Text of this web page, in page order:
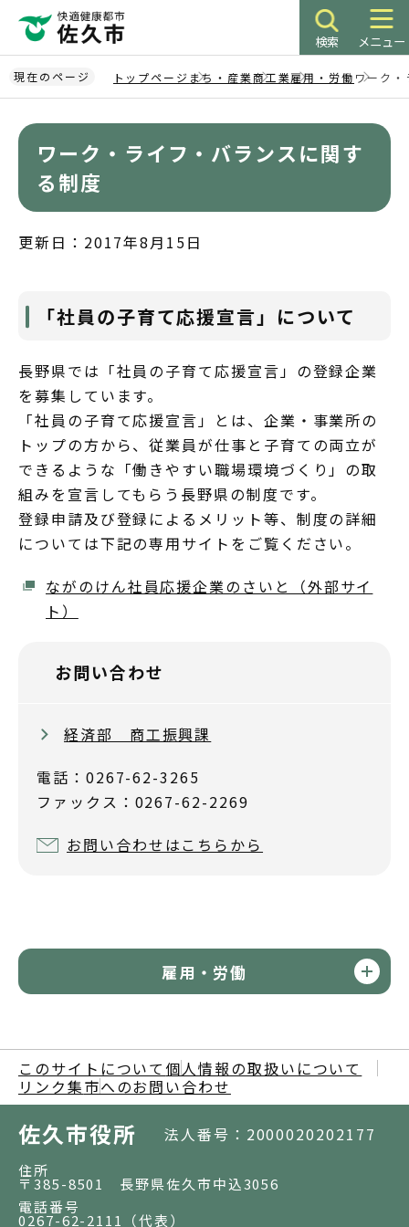
ペ
ー
ジ
検索 メニュー
現在のページ トップページ まち・産業商工業雇用・労働 ワーク
ワーク・ライフ・バランスに関す
る制度
更新日：2017年8月15日
「社員の子育て応援宣言」について
長野県では「社員の子育て応援宣言」の登録企業
を募集しています。
「社員の子育て応援宣言」とは、企業・事業所の
トップの方から、従業員が仕事と子育ての両立が
できるような「働きやすい職場環境づくり」の取
組みを宣言してもらう長野県の制度です。
登録申請及び登録によるメリット等、制度の詳細
については下記の専用サイトをご覧ください。
ながのけん社員応援企業のさいと（外部サイ
ト）
お問い合わせ
経済部 商工振興課
電話：0267-62-3265
ファックス：0267-62-2269
お問い合わせはこちらから
雇用・労働
このサイトについて 個人情報の取扱いについて
リンク集市へのお問い合わせ
佐久市役所 法人番号：2000020202177
住所
〒385-8501 長野県佐久市中込3056
電話番号
0267-62-2111 （代表）